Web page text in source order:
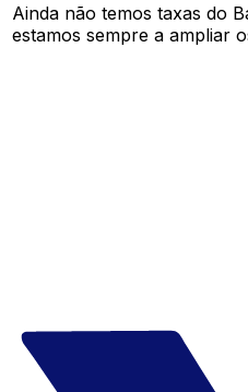
Ainda não temos taxas do
estamos sempre a ampliar